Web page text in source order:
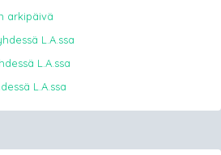
arkipäivä
L.A.ssa
L.A.ssa
L.A.ssa